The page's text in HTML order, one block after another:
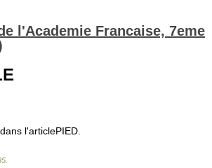
l'Academie Francaise, 7eme
dans l'articlePIED.